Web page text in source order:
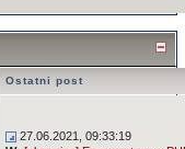
Ostatni post
27.06.2021, 09:33:19